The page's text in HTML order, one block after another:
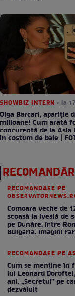
SHOWBIZ INTERN • la
Olga Barcari, apariție
milioane! Cum arată
concurentă de la Asia
în costum de baie |
RECOMANDARE PE
Comoara veche de
scoasă la iveală de
pe Dunăre, între
Bulgaria. Imagini
RECOMANDARE PE
Cum se menţine în
lui Leonard
ani. „Secretul” pe
dezvăluit